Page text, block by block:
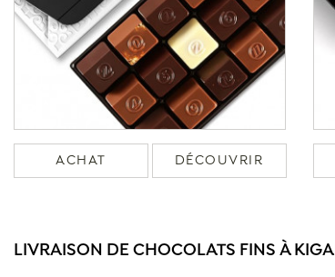
ACHAT DÉCOUVRIR
LIVRAISON DE CHOCOLATS FINS À